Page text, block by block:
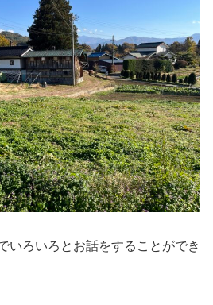
いろいろとお話をすることができ